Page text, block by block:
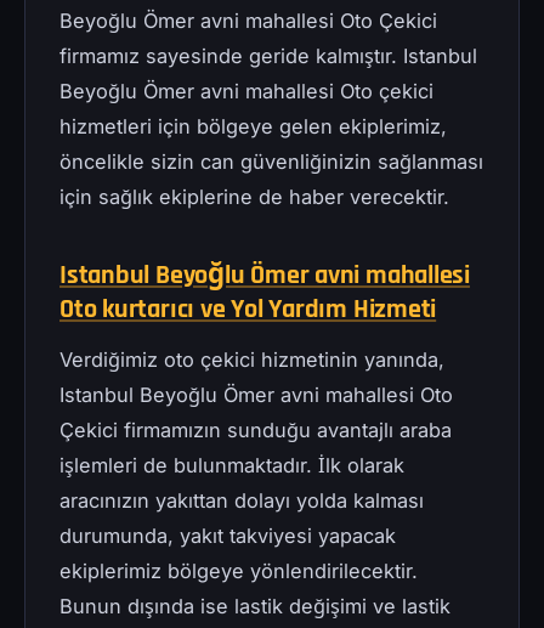
Beyoğlu Ömer avni mahallesi Oto Çekici
firmamız sayesinde geride kalmıştır. Istanbul
Beyoğlu Ömer avni mahallesi Oto çekici
hizmetleri için bölgeye gelen ekiplerimiz,
öncelikle sizin can güvenliğinizin sağlanması
için sağlık ekiplerine de haber verecektir.
Istanbul Beyoğlu Ömer avni mahallesi
Oto kurtarıcı ve Yol Yardım Hizmeti
Verdiğimiz oto çekici hizmetinin yanında,
Istanbul Beyoğlu Ömer avni mahallesi Oto
Çekici firmamızın sunduğu avantajlı araba
işlemleri de bulunmaktadır. İlk olarak
aracınızın yakıttan dolayı yolda kalması
durumunda, yakıt takviyesi yapacak
ekiplerimiz bölgeye yönlendirilecektir.
Bunun dışında ise lastik değişimi ve lastik